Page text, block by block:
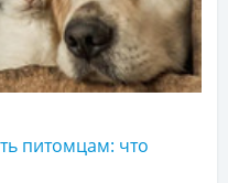
питомцам: что